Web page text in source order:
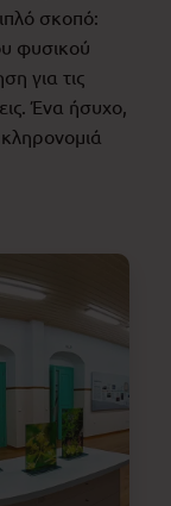
σκοπό:
φυσικού
για τις
Ένα ήσυχο,